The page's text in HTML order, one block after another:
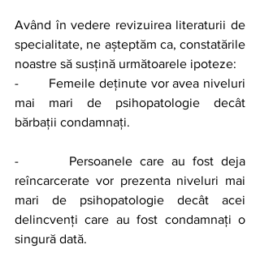
Având în vedere revizuirea literaturii de
specialitate, ne așteptăm ca, constatările
noastre să susțină următoarele ipoteze:
-        Femeile deținute vor avea niveluri
mai mari de psihopatologie decât
bărbații condamnați.
-       Persoanele care au fost deja
reîncarcerate vor prezenta niveluri mai
mari de psihopatologie decât acei
delincvenți care au fost condamnați o
singură dată.